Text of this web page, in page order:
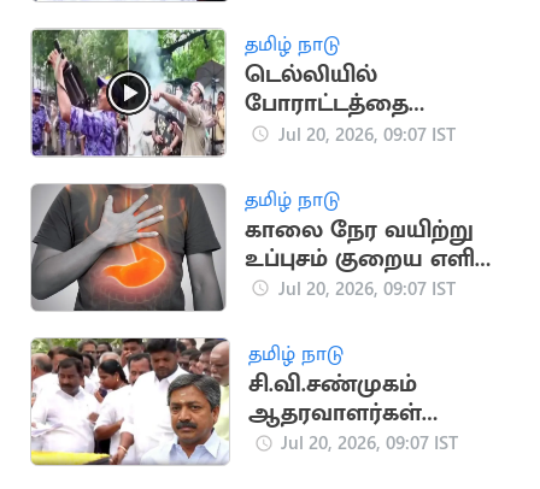
தமிழ் நாடு
டெல்லியில்
போராட்டத்தை
கலைக்க கண்ணீர்
Jul 20, 2026, 09:07 IST
தமிழ் நாடு
காலை நேர வயிற்று
உப்புசம் குறைய எளிய
வீட்டு வைத்தியங்கள்!
Jul 20, 2026, 09:07 IST
தமிழ் நாடு
சி.வி.சண்முகம்
ஆதரவாளர்கள்
கூண்டோடு ராஜினாமா
Jul 20, 2026, 09:07 IST